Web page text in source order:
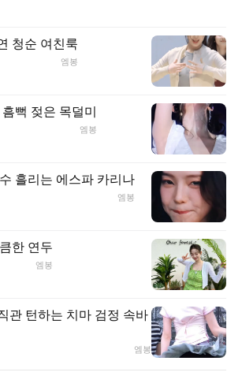
청순 여친룩
엠봉
뻑 젖은 목덜미
엠봉
흘리는 에스파 카리나
엠봉
한 연두
엠봉
관 턴하는 치마 검정 속바
엠봉